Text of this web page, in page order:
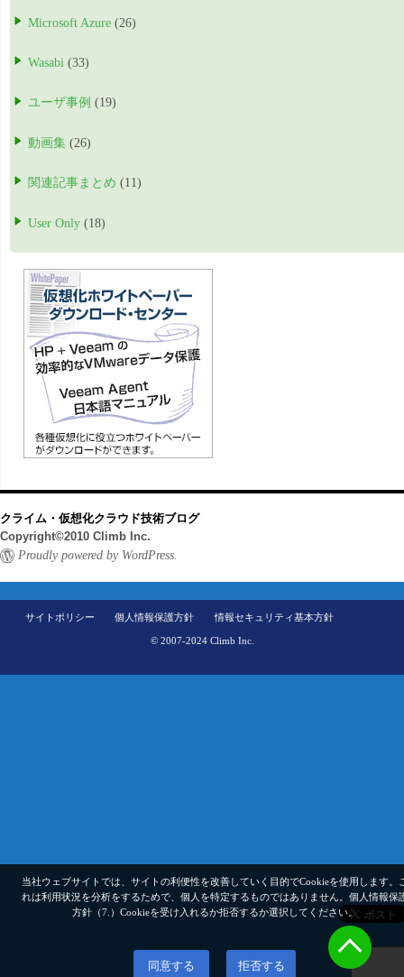
Microsoft Azure (26)
Wasabi (33)
ユーザ事例 (19)
動画集 (26)
関連記事まとめ (11)
User Only (18)
クライム・仮想化クラウド技術ブログ
Copyright©2010 Climb Inc.
Proudly powered by WordPress.
サイトポリシー 個人情報保護方針 情報セキュリティ基本方針
© 2007-2024 Climb Inc.
当社ウェブサイトでは、サイトの利便性を改善していく目的でCookieを使用します。
れは利用状況を分析をするためで、個人を特定するものではありません。 個人情報保
方針（7.） Cookieを受け入れるか拒否するか選択してください。
同意する 拒否する